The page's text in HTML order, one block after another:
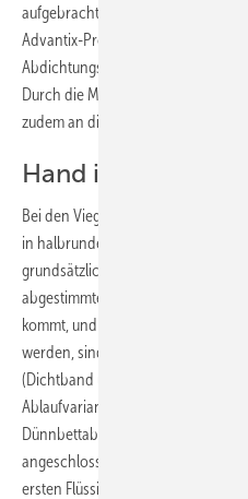
aufgebracht. Aufgrund der flexiblen
Advantix-Programm ist der
Abdichtungsflansches ­exakt an die
Durch die Möglichkeit einer
zudem an die Fliesenhöhe und das
Hand in Hand
Bei den Viega-Visign-Duschrinnen
in halbrunder oder dreieckiger
grundsätzlich mit dem
abgestimmte Abdichtungssystem
kommt, und somit mögliche
werden, sind hier bereits
(Dichtband und Kleber) im
Ablaufvarianten wird, genauso wie
Dünnbettabläufen, zunächst der
angeschlossen. Nach Aushärten
ersten Flüssigfolie überbrückt ein